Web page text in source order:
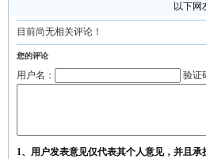
以下网
目前尚无相关评论！
您的评论
用户名： 验证
1、用户发表意见仅代表其个人意见，并且